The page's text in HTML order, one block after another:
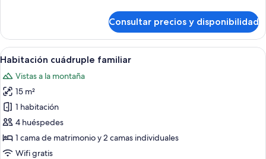
triple
estándar,
balcón
Consultar precios y disponibilidad
Abrir
todas
las
fotos
de
Habitación
cuádruple
familiar
Una habitación con dos camas, un
7
Habitación cuádruple familiar
Vistas a la montaña
15 m²
1 habitación
4 huéspedes
1 cama de matrimonio y 2 camas individuales
Wifi gratis